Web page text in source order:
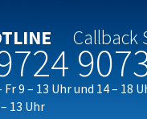
Callback
Fr 9 – 13 Uhr und 14 – 18
13 Uhr